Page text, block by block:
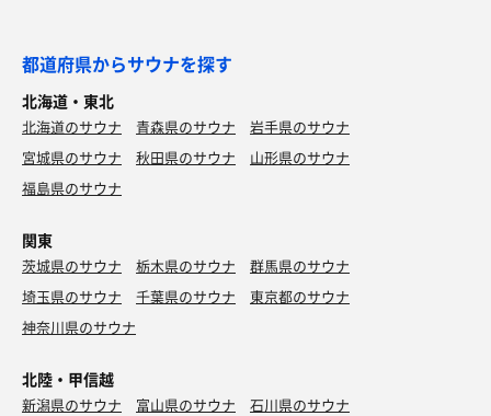
都道府県からサウナを探す
北海道・東北
北海道のサウナ 青森県のサウナ
岩手県のサウナ
宮城県のサウナ
秋田県のサウナ
山形県のサウナ
福島県のサウナ
関東
茨城県のサウナ 栃木県のサウナ
群馬県のサウナ
埼玉県のサウナ
千葉県のサウナ
東京都のサウナ
神奈川県のサウナ
北陸・甲信越
新潟県のサウナ 富山県のサウナ
石川県のサウナ